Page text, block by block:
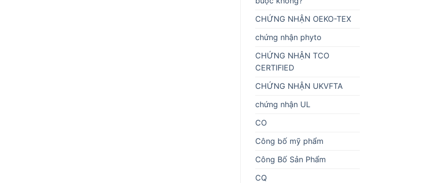
CHỨNG NHẬN OEKO-TEX
chứng nhận phyto
CHỨNG NHẬN TCO
CERTIFIED
CHỨNG NHẬN UKVFTA
chứng nhận UL
CO
Công bố mỹ phẩm
Công Bố Sản Phẩm
CQ